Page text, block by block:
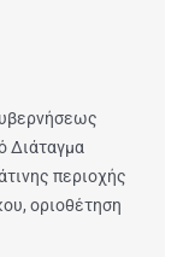
Διάταγμα
περιοχής
οριοθέτηση